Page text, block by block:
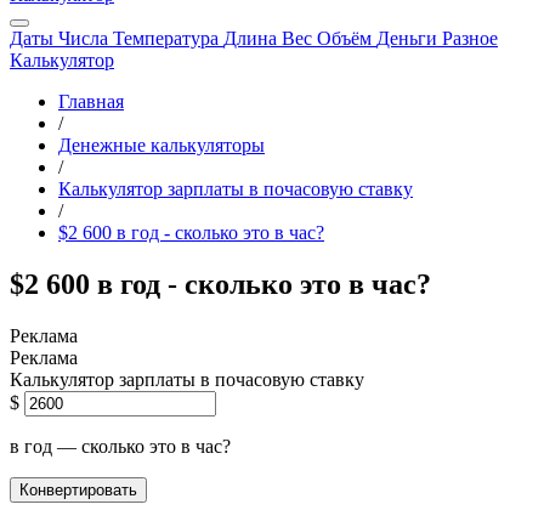
Даты Числа Температура Длина Вес Объём Деньги Разное
Калькулятор
Главная
/
Денежные калькуляторы
/
Калькулятор зарплаты в почасовую ставку
/
$2 600 в год - сколько это в час?
$2 600 в год - сколько это в час?
Калькулятор зарплаты в почасовую ставку
$
в год — сколько это в час?
Конвертировать